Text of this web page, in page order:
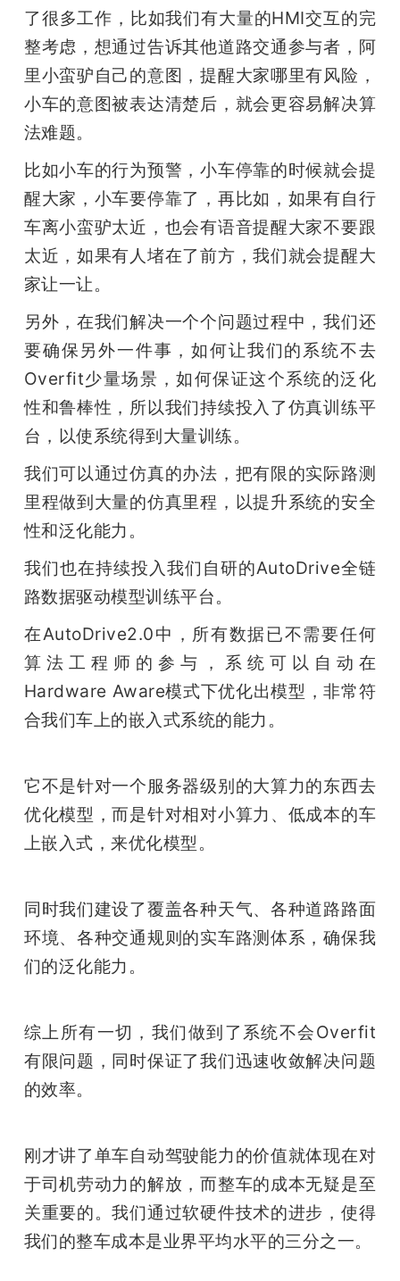
了很多工作，比如我们有大量的HMI交互的完
整考虑，想通过告诉其他道路交通参与者，阿
里小蛮驴自己的意图，提醒大家哪里有风险，
小车的意图被表达清楚后，就会更容易解决算
法难题。
比如小车的行为预警，小车停靠的时候就会提
醒大家，小车要停靠了，再比如，如果有自行
车离小蛮驴太近，也会有语音提醒大家不要跟
太近，如果有人堵在了前方，我们就会提醒大
家让一让。
另外，在我们解决一个个问题过程中，我们还
要确保另外一件事，如何让我们的系统不去
Overfit少量场景，如何保证这个系统的泛化
性和鲁棒性，所以我们持续投入了仿真训练平
台，以使系统得到大量训练。
我们可以通过仿真的办法，把有限的实际路测
里程做到大量的仿真里程，以提升系统的安全
性和泛化能力。
我们也在持续投入我们自研的AutoDrive全链
路数据驱动模型训练平台。
在AutoDrive2.0中，所有数据已不需要任何
算法工程师的参与，系统可以自动在
Hardware Aware模式下优化出模型，非常符
合我们车上的嵌入式系统的能力。
它不是针对一个服务器级别的大算力的东西去
优化模型，而是针对相对小算力、低成本的车
上嵌入式，来优化模型。
同时我们建设了覆盖各种天气、各种道路路面
环境、各种交通规则的实车路测体系，确保我
们的泛化能力。
综上所有一切，我们做到了系统不会Overfit
有限问题，同时保证了我们迅速收敛解决问题
的效率。
刚才讲了单车自动驾驶能力的价值就体现在对
于司机劳动力的解放，而整车的成本无疑是至
关重要的。我们通过软硬件技术的进步，使得
我们的整车成本是业界平均水平的三分之一。